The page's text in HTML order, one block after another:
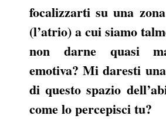
focalizzarti su una
(l’atrio) a cui siamo
non darne quasi
emotiva? Mi daresti
di questo spazio
come lo percepisci tu?